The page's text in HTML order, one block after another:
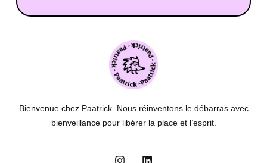
Bienvenue chez Paatrick. Nous réinventons le débarras avec
bienveillance pour libérer la place et l’esprit.